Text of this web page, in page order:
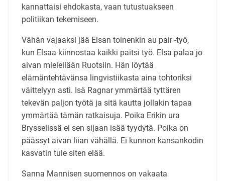
kannattaisi ehdokasta, vaan tutustuakseen
politiikan tekemiseen.
Vähän vajaaksi jää Elsan toinenkin au pair -työ,
kun Elsaa kiinnostaa kaikki paitsi työ. Elsa palaa jo
aivan mielellään Ruotsiin. Hän löytää
elämäntehtävänsa lingvistiikasta aina tohtoriksi
väittelyyn asti. Isä Ragnar ymmärtää tyttären
tekevän paljon työtä ja sitä kautta jollakin tapaa
ymmärtää tämän ratkaisuja. Poika Erikin ura
Brysselissä ei sen sijaan isää tyydytä. Poika on
päässyt aivan liian vähällä. Ei kunnon kansankodin
kasvatin tule siten elää.
Sanna Mannisen suomennos on vakaata